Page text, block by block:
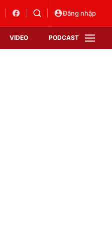
Đăng nhập
VIDEO PODCAST